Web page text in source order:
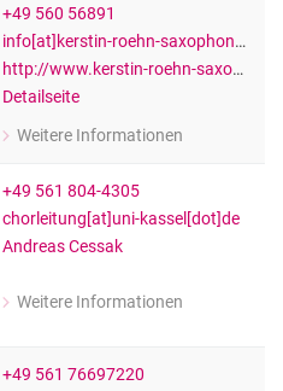
+49 560 56891
info[at]kerstin-roehn-saxophon[dot]de
http://www.kerstin-roehn-saxophon.de
Detailseite
Weitere Informationen
zu Kerstin Röhn
+49 561 804-4305
chorleitung[at]uni-kassel[dot]de
Andreas Cessak
Weitere Informationen
zu Andreas Cessak
+49 561 76697220